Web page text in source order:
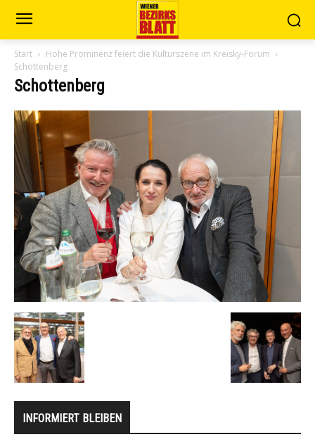
Start
Hohe Prominenz feiert die Kulturszene im Kreisky-Forum
Schottenberg
Schottenberg
INFORMIERT BLEIBEN